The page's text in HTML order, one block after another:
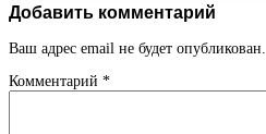
Добавить комментарий
Ваш адрес email не будет опубликован.
Комментарий *